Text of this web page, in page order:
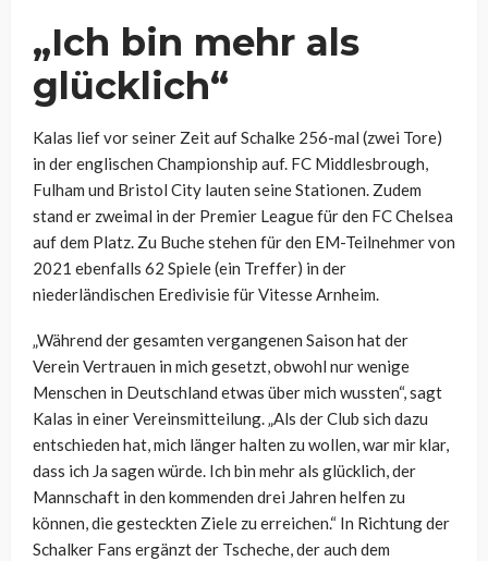
„Ich bin mehr als
glücklich“
Kalas lief vor seiner Zeit auf Schalke 256-mal (zwei Tore)
in der englischen Championship auf. FC Middlesbrough,
Fulham und Bristol City lauten seine Stationen. Zudem
stand er zweimal in der Premier League für den FC Chelsea
auf dem Platz. Zu Buche stehen für den EM-Teilnehmer von
2021 ebenfalls 62 Spiele (ein Treffer) in der
niederländischen Eredivisie für Vitesse Arnheim.
„Während der gesamten vergangenen Saison hat der
Verein Vertrauen in mich gesetzt, obwohl nur wenige
Menschen in Deutschland etwas über mich wussten“, sagt
Kalas in einer Vereinsmitteilung. „Als der Club sich dazu
entschieden hat, mich länger halten zu wollen, war mir klar,
dass ich Ja sagen würde. Ich bin mehr als glücklich, der
Mannschaft in den kommenden drei Jahren helfen zu
können, die gesteckten Ziele zu erreichen.“ In Richtung der
Schalker Fans ergänzt der Tscheche, der auch dem